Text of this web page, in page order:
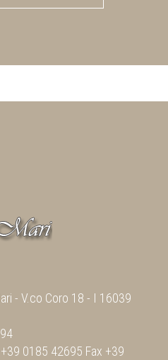
- V.co Coro 18 - I 16039
+39 0185 42695 Fax +39